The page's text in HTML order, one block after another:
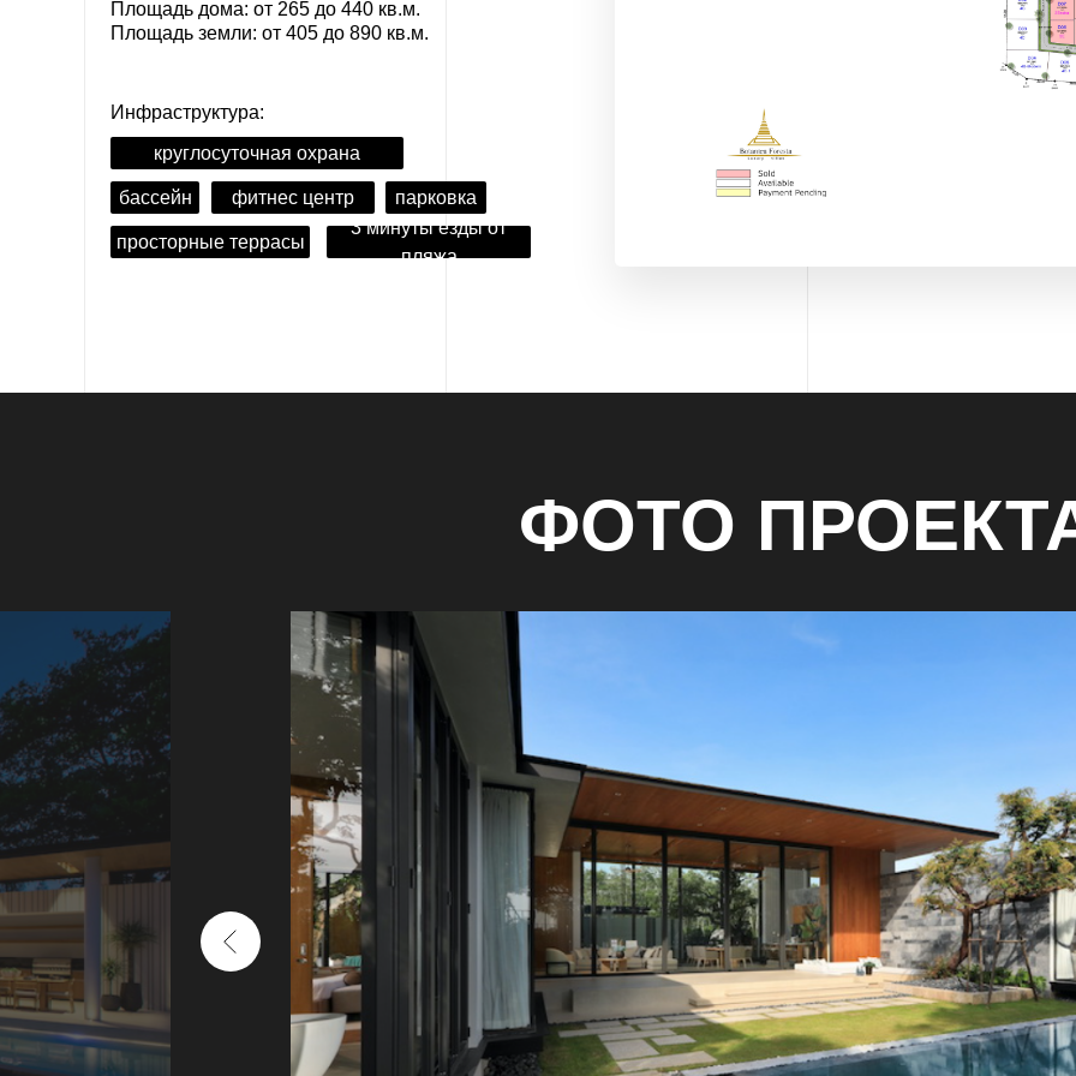
Площадь дома: от 265 до 440 кв.м.
Площадь земли: от 405 до 890 кв.м.
Инфраструктура:
круглосуточная охрана
бассейн фитнес центр парковка
просторные террасы
3 минуты езды от
пляжа
ФОТО